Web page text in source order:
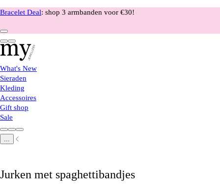
Bracelet Deal: shop 3 armbanden voor €30!
What's New
Sieraden
Kleding
Accessoires
Gift shop
Sale
...
Jurken met spaghettibandjes